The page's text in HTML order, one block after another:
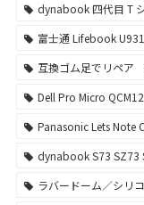
dynabook 四代目 T
富士通 Lifebook
互換ゴム足でリペア
Dell Pro Micro
Panasonic Lets Note
dynabook S73 SZ73
ラバードーム／シリ